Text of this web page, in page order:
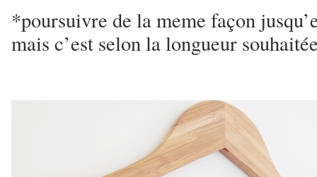
*poursuivre de la meme façon
mais c’est selon la longueur